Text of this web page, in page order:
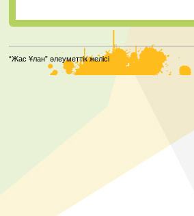
“Жас Ұлан” әлеуметтік желісі